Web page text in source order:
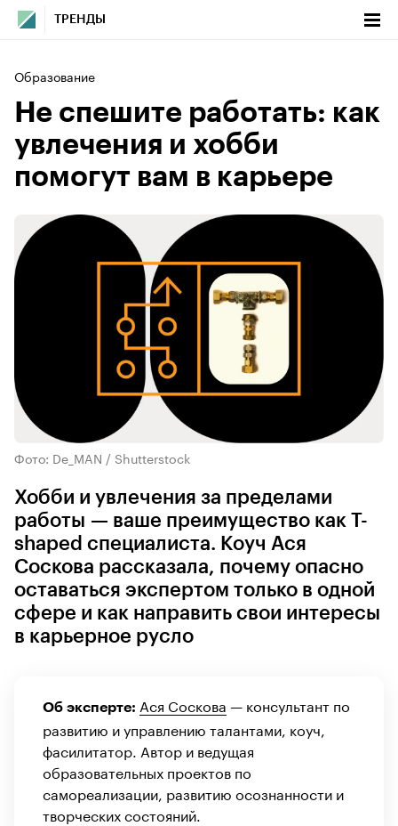
ТРЕНДЫ
Образование
Не спешите работать: как
увлечения и хобби
помогут вам в карьере
Фото: De_MAN / Shutterstock
Хобби и увлечения за пределами
работы — ваше преимущество как T-
shaped специалиста. Коуч Ася
Соскова рассказала, почему опасно
оставаться экспертом только в одной
сфере и как направить свои интересы
в карьерное русло
Об эксперте: Ася Соскова — консультант по
развитию и управлению талантами, коуч,
фасилитатор. Автор и ведущая
образовательных проектов по
самореализации, развитию осознанности и
творческих состояний.